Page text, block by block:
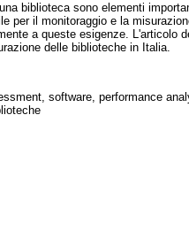
biblioteca sono elementi
per il monitoraggio e la
a queste esigenze. L'articolo
delle biblioteche in Italia.
software, performance